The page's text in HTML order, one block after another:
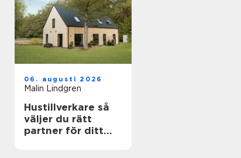
06. augusti 2026
Malin Lindgren
Hustillverkare så
väljer du rätt
partner för ditt